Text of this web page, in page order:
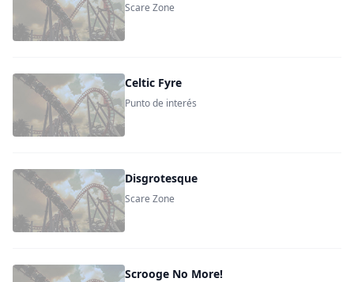
Scare Zone
Celtic Fyre
Punto de interés
Disgrotesque
Scare Zone
Scrooge No More!